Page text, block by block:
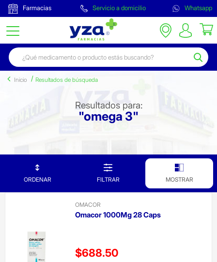
Farmacias Servicio a domicilio Whatsapp
Inicio Resultados de búsqueda
Resultados para:
"omega 3"
ORDENAR FILTRAR MOSTRAR
OMACOR
Omacor 1000Mg 28 Caps
Precio reducido de
$688.50